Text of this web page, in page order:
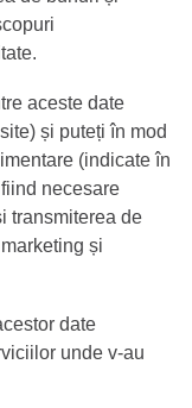
aceste date
și puteți în mod
(indicate în
necesare
transmiterea de
și
date
unde v-au